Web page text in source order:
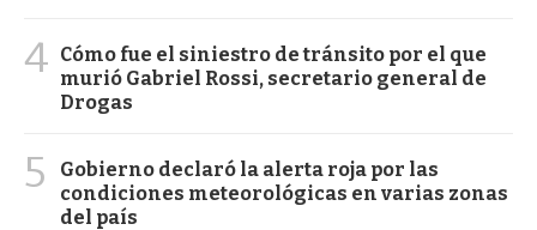
4 Cómo fue el siniestro de tránsito por el que
murió Gabriel Rossi, secretario general de
Drogas
5
Gobierno declaró la alerta roja por las
condiciones meteorológicas en varias zonas
del país